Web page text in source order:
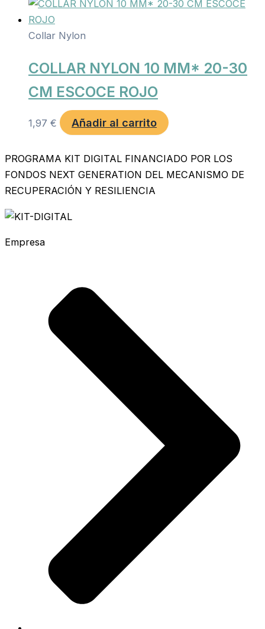
Collar Nylon
COLLAR NYLON 10 MM* 20-30
CM ESCOCE ROJO
1,97 € Añadir al carrito
PROGRAMA KIT DIGITAL FINANCIADO POR LOS
FONDOS NEXT GENERATION DEL MECANISMO DE
RECUPERACIÓN Y RESILIENCIA
Empresa